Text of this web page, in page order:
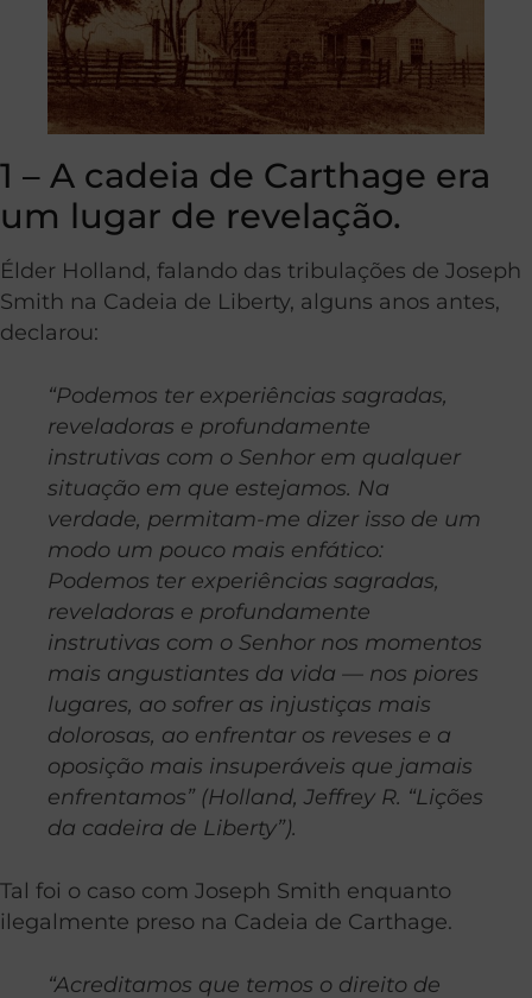
1 – A cadeia de Carthage era
um lugar de revelação.
Élder Holland, falando das tribulações de Joseph
Smith na Cadeia de Liberty, alguns anos antes,
declarou:
“Podemos ter experiências sagradas,
reveladoras e profundamente
instrutivas com o Senhor em qualquer
situação em que estejamos. Na
verdade, permitam-me dizer isso de um
modo um pouco mais enfático:
Podemos ter experiências sagradas,
reveladoras e profundamente
instrutivas com o Senhor nos momentos
mais angustiantes da vida — nos piores
lugares, ao sofrer as injustiças mais
dolorosas, ao enfrentar os reveses e a
oposição mais insuperáveis que jamais
enfrentamos” (Holland, Jeffrey R. “Lições
da cadeira de Liberty”).
Tal foi o caso com Joseph Smith enquanto
ilegalmente preso na Cadeia de Carthage.
“Acreditamos que temos o direito de